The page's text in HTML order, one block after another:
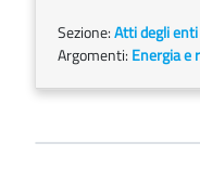
Sezione:Atti degli
Argomenti: Energia e